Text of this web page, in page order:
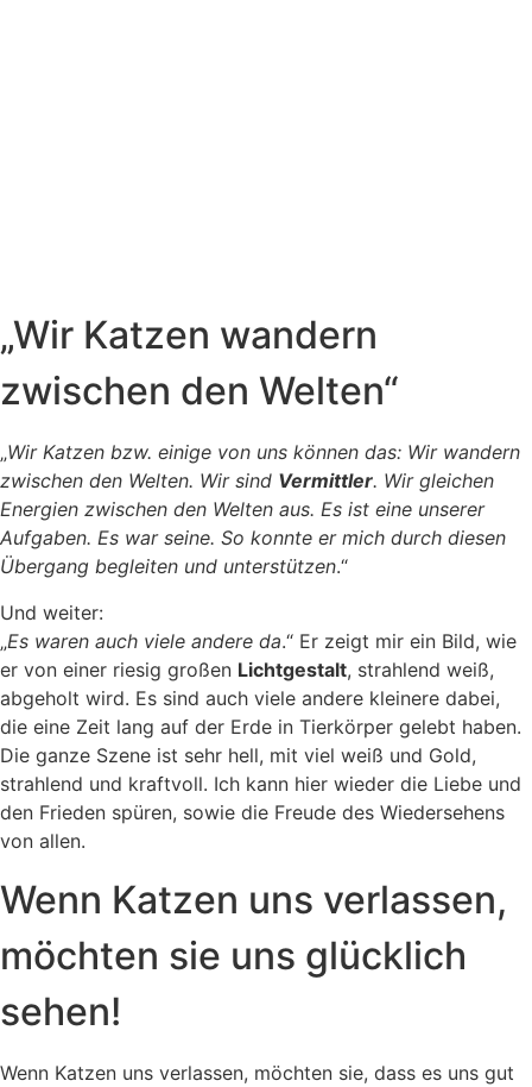
„Wir Katzen wandern
zwischen den Welten“
„Wir Katzen bzw. einige von uns können das: Wir wandern
zwischen den Welten. Wir sind Vermittler. Wir gleichen
Energien zwischen den Welten aus. Es ist eine unserer
Aufgaben. Es war seine. So konnte er mich durch diesen
Übergang begleiten und unterstützen.“
Und weiter:
„Es waren auch viele andere da.“ Er zeigt mir ein Bild, wie
er von einer riesig großen Lichtgestalt, strahlend weiß,
abgeholt wird. Es sind auch viele andere kleinere dabei,
die eine Zeit lang auf der Erde in Tierkörper gelebt haben.
Die ganze Szene ist sehr hell, mit viel weiß und Gold,
strahlend und kraftvoll. Ich kann hier wieder die Liebe und
den Frieden spüren, sowie die Freude des Wiedersehens
von allen.
Wenn Katzen uns verlassen,
möchten sie uns glücklich
sehen!
Wenn Katzen uns verlassen, möchten sie, dass es uns gut